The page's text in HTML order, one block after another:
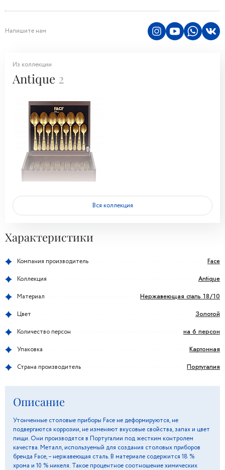
Напишите нам
Из коллекции
Antique 2
Вся коллекция
Характеристики
Компания производитель Face
Коллекция Antique
Материал Нержавеющая сталь 18/10
Цвет Золотой
Количество персон на 6 персон
Упаковка Картонная
Страна производитель Португалия
Описание
Утонченные столовые приборы Face не деформируются, не
подвергаются коррозии, не изменяют вкусовые свойства, запах и цвет
пищи. Они производятся в Португалии под жестким контролем
качества. Металл, используемый для создания столовых приборов
бренда Face, – нержавеющая сталь. В материале содержится 18 %
хрома и 10 % никеля. Такое процентное соотношение химических